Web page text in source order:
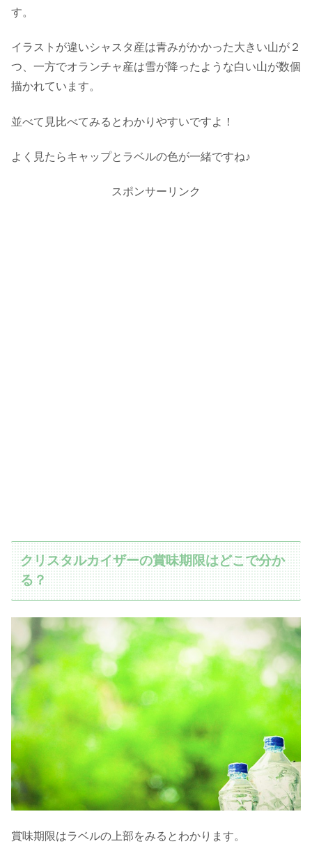
す。
イラストが違いシャスタ産は青みがかかった大きい山が２
つ、一方でオランチャ産は雪が降ったような白い山が数個
描かれています。
並べて見比べてみるとわかりやすいですよ！
よく見たらキャップとラベルの色が一緒ですね♪
スポンサーリンク
クリスタルカイザーの賞味期限はどこで分か
る？
賞味期限はラベルの上部をみるとわかります。